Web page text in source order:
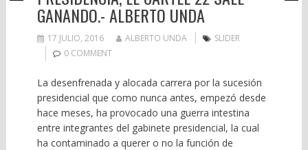
GANANDO.- ALBERTO UNDA
17 JULIO, 2016 ALBERTO UNDA
SLIDER
0 COMMENT
La desenfrenada y alocada carrera por la sucesión
presidencial que como nunca antes, empezó desde
hace meses, ha provocado una guerra intestina
entre integrantes del gabinete presidencial, la cual
ha contaminado a querer o no la función de